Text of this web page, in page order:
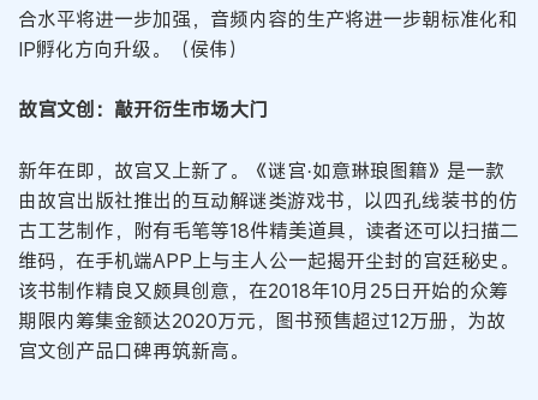
合水平将进一步加强，音频内容的生产将进一步朝标准化和
IP孵化方向升级。（侯伟）
故宫文创：敲开衍生市场大门
新年在即，故宫又上新了。《谜宫·如意琳琅图籍》是一款
由故宫出版社推出的互动解谜类游戏书，以四孔线装书的仿
古工艺制作，附有毛笔等18件精美道具，读者还可以扫描二
维码，在手机端APP上与主人公一起揭开尘封的宫廷秘史。
该书制作精良又颇具创意，在2018年10月25日开始的众筹
期限内筹集金额达2020万元，图书预售超过12万册，为故
宫文创产品口碑再筑新高。